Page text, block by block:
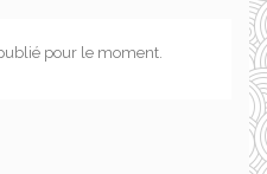
pour le moment.